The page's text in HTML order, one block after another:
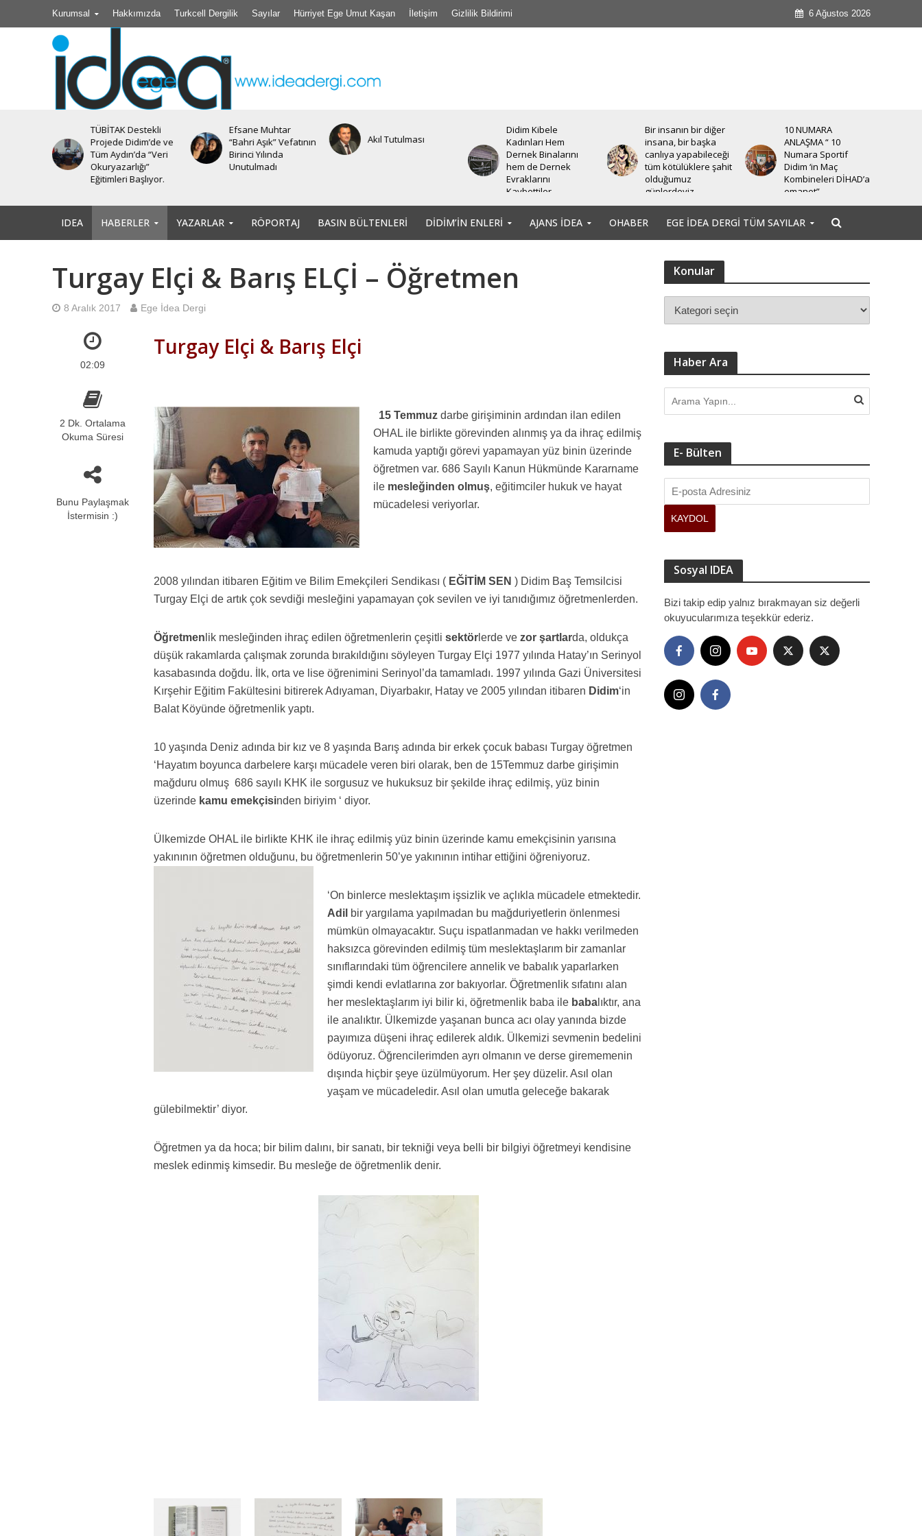
Kurumsal Hakkımızda Turkcell Dergilik Sayılar Hürriyet Ege Umut Kaşan İletişim Gizlilik Bildirimi 6 Ağustos 2026
TÜBİTAK Destekli
Projede Didim’de ve
Tüm Aydın’da “Veri
Okuryazarlığı”
Eğitimleri Başlıyor.
Efsane Muhtar
“Bahri Aşık” Vefatının
Birinci Yılında
Unutulmadı
Akıl Tutulması
Didim Kibele
Kadınları Hem
Dernek Binalarını
hem de Dernek
Evraklarını
Kaybettiler.
Bir insanın bir diğer
insana, bir başka
canlıya yapabileceği
tüm kötülüklere şahit
olduğumuz
günlerdeyiz.
10 NUMARA
ANLAŞMA “ 10
Numara Sportif
Didim ‘in Maç
Kombineleri DİHAD’a
emanet”
IDEA HABERLER YAZARLAR RÖPORTAJ BASIN BÜLTENLERI DIDIM’IN ENLERI AJANS İDEA OHABER EGE İDEA DERGI TÜM SAYILAR
Turgay Elçi & Barış ELÇİ – Öğretmen
8 Aralık 2017 Ege İdea Dergi
02:09
2 Dk. Ortalama
Okuma Süresi
Bunu Paylaşmak
İstermisin :)
Turgay Elçi & Barış Elçi
15 Temmuz darbe girişiminin ardından ilan edilen
OHAL ile birlikte görevinden alınmış ya da ihraç edilmiş
kamuda yaptığı görevi yapamayan yüz binin üzerinde
öğretmen var. 686 Sayılı Kanun Hükmünde Kararname
ile mesleğinden olmuş, eğitimciler hukuk ve hayat
mücadelesi veriyorlar.
2008 yılından itibaren Eğitim ve Bilim Emekçileri Sendikası ( EĞİTİM SEN ) Didim Baş Temsilcisi
Turgay Elçi de artık çok sevdiği mesleğini yapamayan çok sevilen ve iyi tanıdığımız öğretmenlerden.
Öğretmen lik mesleğinden ihraç edilen öğretmenlerin çeşitlisektör lerde ve zor şartlarda, oldukça
düşük rakamlarda çalışmak zorunda bırakıldığını söyleyen Turgay Elçi 1977 yılında Hatay’ın Serinyol
kasabasında doğdu. İlk, orta ve lise öğrenimini Serinyol’da tamamladı. 1997 yılında Gazi Üniversitesi
Kırşehir Eğitim Fakültesini bitirerek Adıyaman, Diyarbakır, Hatay ve 2005 yılından itibaren Didim‘in
Balat Köyünde öğretmenlik yaptı.
10 yaşında Deniz adında bir kız ve 8 yaşında Barış adında bir erkek çocuk babası Turgay öğretmen
‘Hayatım boyunca darbelere karşı mücadele veren biri olarak, ben de 15Temmuz darbe girişimin
mağduru olmuş 686 sayılı KHK ile sorgusuz ve hukuksuz bir şekilde ihraç edilmiş, yüz binin
üzerinde kamu emekçisinden biriyim ‘ diyor.
Ülkemizde OHAL ile birlikte KHK ile ihraç edilmiş yüz binin üzerinde kamu emekçisinin yarısına
yakınının öğretmen olduğunu, bu öğretmenlerin 50’ye yakınının intihar ettiğini öğreniyoruz.
‘On binlerce meslektaşım işsizlik ve açlıkla mücadele etmektedir.
Adil bir yargılama yapılmadan bu mağduriyetlerin önlenmesi
mümkün olmayacaktır. Suçu ispatlanmadan ve hakkı verilmeden
haksızca görevinden edilmiş tüm meslektaşlarım bir zamanlar
sınıflarındaki tüm öğrencilere annelik ve babalık yaparlarken
şimdi kendi evlatlarına zor bakıyorlar. Öğretmenlik sıfatını alan
her meslektaşlarım iyi bilir ki, öğretmenlik baba ile baba lıktır, ana
ile analıktır. Ülkemizde yaşanan bunca acı olay yanında bizde
payımıza düşeni ihraç edilerek aldık. Ülkemizi sevmenin bedelini
ödüyoruz. Öğrencilerimden ayrı olmanın ve derse girememenin
dışında hiçbir şeye üzülmüyorum. Her şey düzelir. Asıl olan
yaşam ve mücadeledir. Asıl olan umutla geleceğe bakarak
gülebilmektir’ diyor.
Öğretmen ya da hoca; bir bilim dalını, bir sanatı, bir tekniği veya belli bir bilgiyi öğretmeyi kendisine
meslek edinmiş kimsedir. Bu mesleğe de öğretmenlik denir.
Konular
Haber Ara
E- Bülten
Sosyal IDEA
Bizi takip edip yalnız bırakmayan siz değerli
okuyucularımıza teşekkür ederiz.